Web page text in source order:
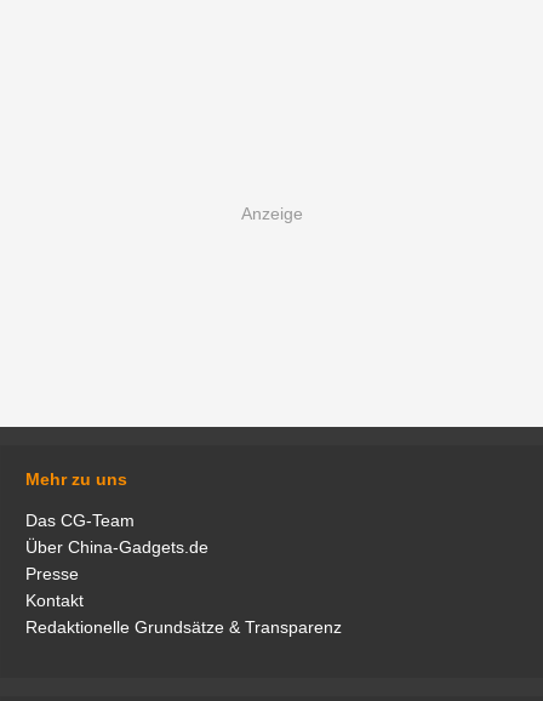
Mehr zu uns
Das CG-Team
Über China-Gadgets.de
Presse
Kontakt
Redaktionelle Grundsätze & Transparenz